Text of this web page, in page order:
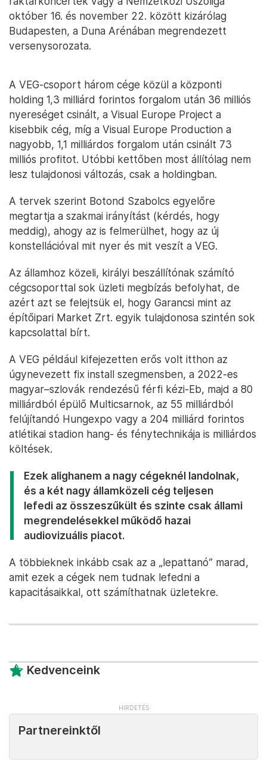
október 16. és november 22. között kizárólag
Budapesten, a Duna Arénában megrendezett
versenysorozata.
A VEG-csoport három cége közül a központi
holding 1,3 milliárd forintos forgalom után 36 milliós
nyereséget csinált, a Visual Europe Project a
kisebbik cég, míg a Visual Europe Production a
nagyobb, 1,1 milliárdos forgalom után csinált 73
milliós profitot. Utóbbi kettőben most állítólag nem
lesz tulajdonosi változás, csak a holdingban.
A tervek szerint Botond Szabolcs egyelőre
megtartja a szakmai irányítást (kérdés, hogy
meddig), ahogy az is felmerülhet, hogy az új
konstellációval mit nyer és mit veszít a VEG.
Az államhoz közeli, királyi beszállítónak számító
cégcsoporttal sok üzleti megbízás befolyhat, de
azért azt se felejtsük el, hogy Garancsi mint az
építőipari Market Zrt. egyik tulajdonosa szintén sok
kapcsolattal bírt.
A VEG például kifejezetten erős volt itthon az
úgynevezett fix install szegmensben, a 2022-es
magyar–szlovák rendezésű férfi kézi-Eb, majd a 80
milliárdból épülő Multicsarnok, az 55 milliárdból
felújítandó Hungexpo vagy a 204 milliárd forintos
atlétikai stadion hang- és fénytechnikája is milliárdos
költések.
Ezek alighanem a nagy cégeknél landolnak,
és a két nagy államközeli cég teljesen
lefedi az összeszűkült és szinte csak állami
megrendelésekkel működő hazai
audiovizuális piacot.
A többieknek inkább csak az a „lepattanó” marad,
amit ezek a cégek nem tudnak lefedni a
kapacitásaikkal, ott számíthatnak üzletekre.
Kedvenceink
Partnereinktől